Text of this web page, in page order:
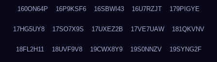
160ON64P 16P9KSF6 16SBWI43 16U7RZJT 179PIGYE
17HG5UY8 17SO7X9S 17UXEZ2B 17VE7UAW 181QKVNV
18FL2H11 18UVF9V8 19CWX8Y9 19S0NNZV 19SYNG2F